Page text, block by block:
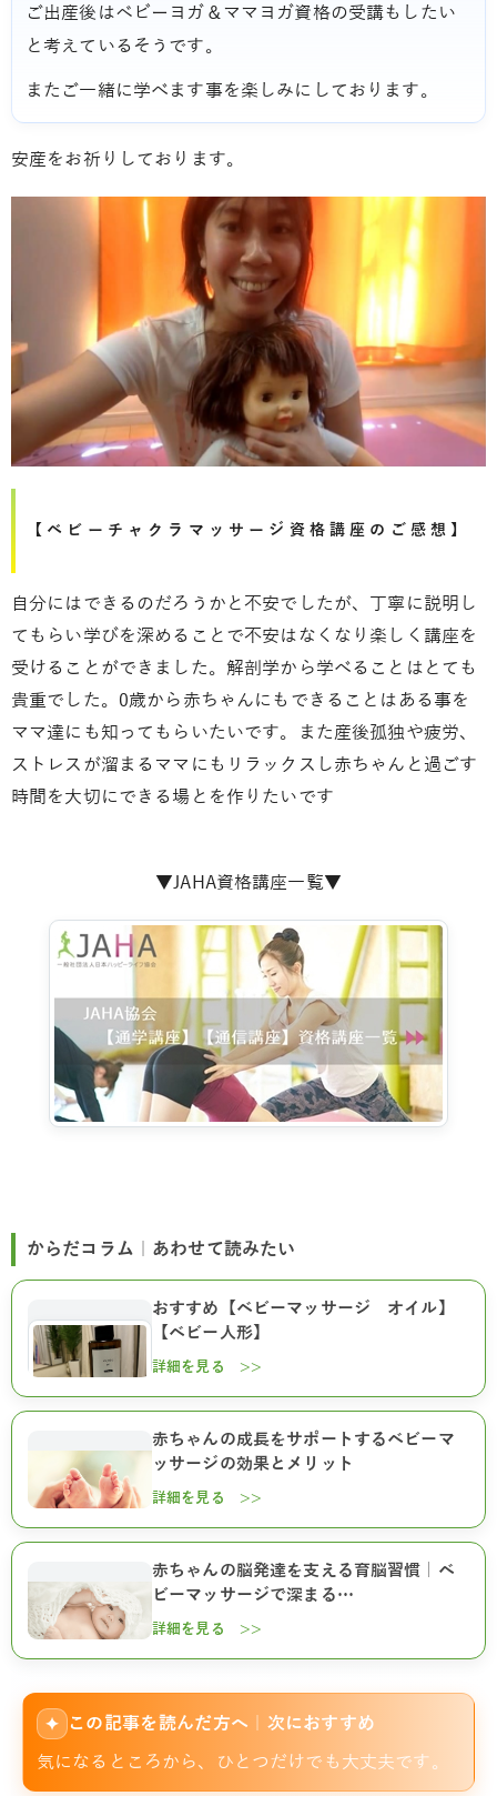
ご出産後はベビーヨガ＆ママヨガ資格の受講もしたい
と考えているそうです。
またご一緒に学べます事を楽しみにしております。
安産をお祈りしております。
【ベビーチャクラマッサージ資格講座のご感想】
自分にはできるのだろうかと不安でしたが、丁寧に説明し
てもらい学びを深めることで不安はなくなり楽しく講座を
受けることができました。解剖学から学べることはとても
貴重でした。0歳から赤ちゃんにもできることはある事を
ママ達にも知ってもらいたいです。また産後孤独や疲労、
ストレスが溜まるママにもリラックスし赤ちゃんと過ごす
時間を大切にできる場とを作りたいです
▼JAHA資格講座一覧▼
からだコラム｜あわせて読みたい
おすすめ【ベビーマッサージ オイル】
【ベビー人形】
詳細を見る >>
赤ちゃんの成長をサポートするベビーマ
ッサージの効果とメリット
詳細を見る >>
赤ちゃんの脳発達を支える育脳習慣｜ベ
ビーマッサージで深まる…
詳細を見る >>
✦ この記事を読んだ方へ｜次におすすめ
気になるところから、ひとつだけでも大丈夫です。